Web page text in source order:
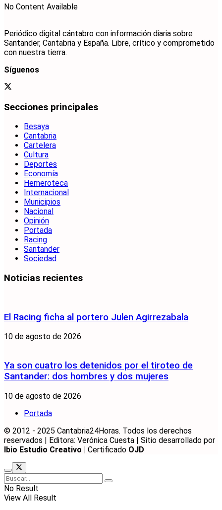
No Content Available
Periódico digital cántabro con información diaria sobre
Santander, Cantabria y España. Libre, crítico y comprometido
con nuestra tierra.
Síguenos
Secciones principales
Besaya
Cantabria
Cartelera
Cultura
Deportes
Economía
Hemeroteca
Internacional
Municipios
Nacional
Opinión
Portada
Racing
Santander
Sociedad
Noticias recientes
El Racing ficha al portero Julen Agirrezabala
10 de agosto de 2026
Ya son cuatro los detenidos por el tiroteo de
Santander: dos hombres y dos mujeres
10 de agosto de 2026
Portada
© 2012 - 2025 Cantabria24Horas. Todos los derechos
reservados | Editora: Verónica Cuesta | Sitio desarrollado por
Ibio Estudio Creativo | Certificado OJD
No Result
View All Result